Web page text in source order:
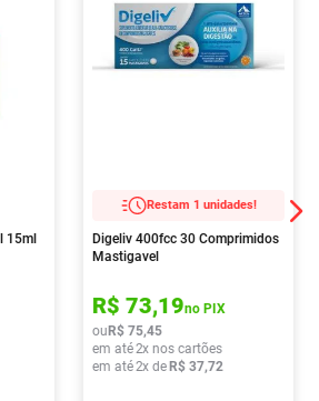
15ml
Restam 1 unidades!
Digeliv 400fcc 30 Comprimidos
Mastigavel
R$ 73,19no PIX
ou R$ 75,45
em até2x nos cartões
em até2x de R$ 37,72